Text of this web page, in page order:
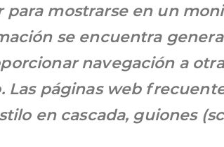
para mostrarse en un
se encuentra
navegación a
Las páginas web
en cascada, guiones